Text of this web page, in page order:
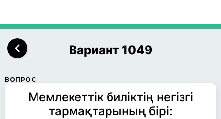
Вариант 1049
ВОПРОС
Мемлекеттік биліктің негізгі
тармақтарының бірі: